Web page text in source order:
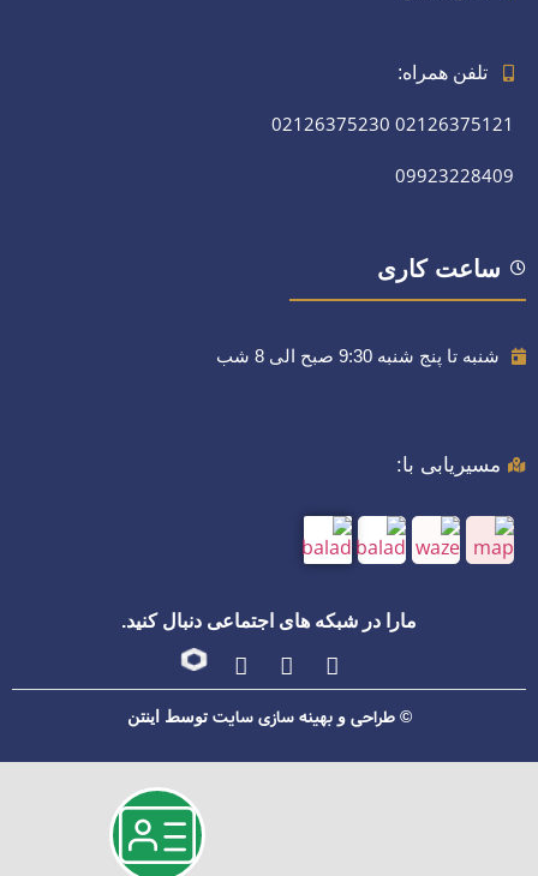
تلفن همراه:
02126375121
02126375230
09923228409
ساعت کاری
شنبه تا پنج شنبه 9:30 صبح الی 8 شب
مسیریابی با:
مارا در شبکه های اجتماعی دنبال کنید.
©طراحی وبهینه سازی سایت توسط اینتن